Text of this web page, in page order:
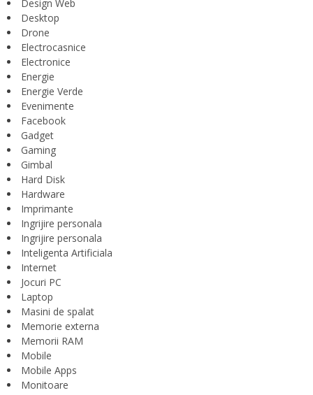
Design Web
Desktop
Drone
Electrocasnice
Electronice
Energie
Energie Verde
Evenimente
Facebook
Gadget
Gaming
Gimbal
Hard Disk
Hardware
Imprimante
Ingrijire personala
Ingrijire personala
Inteligenta Artificiala
Internet
Jocuri PC
Laptop
Masini de spalat
Memorie externa
Memorii RAM
Mobile
Mobile Apps
Monitoare